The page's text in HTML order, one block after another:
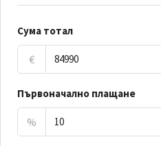
Сума тотал
€
Първоначално плащане
%